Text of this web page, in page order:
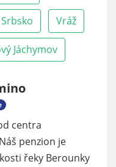
Srbsko Vráž
Jáchymov
centra
penzion je
řeky Berounky